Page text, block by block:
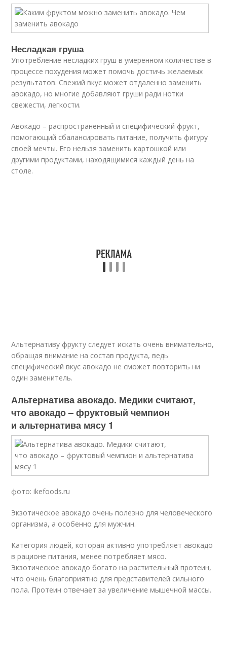
Несладкая груша
Употребление несладких груш в умеренном количестве в
процессе похудения может помочь достичь желаемых
результатов. Свежий вкус может отдаленно заменить
авокадо, но многие добавляют груши ради нотки
свежести, легкости.
Авокадо – распространенный и специфический фрукт,
помогающий сбалансировать питание, получить фигуру
своей мечты. Его нельзя заменить картошкой или
другими продуктами, находящимися каждый день на
столе.
Альтернативу фрукту следует искать очень внимательно,
обращая внимание на состав продукта, ведь
специфический вкус авокадо не сможет повторить ни
один заменитель.
Альтернатива авокадо. Медики считают,
что авокадо – фруктовый чемпион
и альтернатива мясу 1
фото: ikefoods.ru
Экзотическое авокадо очень полезно для человеческого
организма, а особенно для мужчин.
Категория людей, которая активно употребляет авокадо
в рационе питания, менее потребляет мясо.
Экзотическое авокадо богато на растительный протеин,
что очень благоприятно для представителей сильного
пола. Протеин отвечает за увеличение мышечной массы.